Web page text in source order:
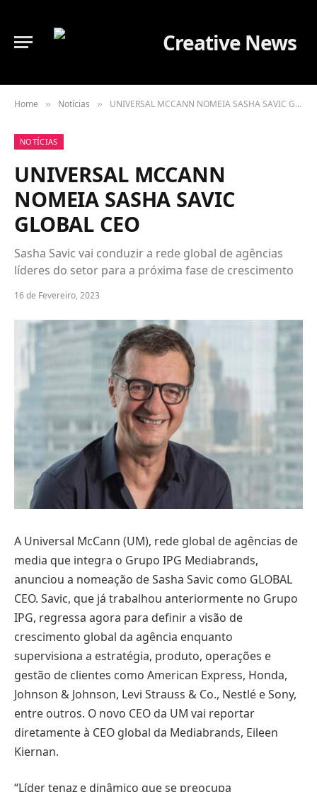
Home » Notícias » UNIVERSAL MCCANN NOMEIA SASHA SAVIC GLOBAL CEO
NOTÍCIAS
UNIVERSAL MCCANN
NOMEIA SASHA SAVIC
GLOBAL CEO
Sasha Savic vai conduzir a rede global de agências
líderes do setor para a próxima fase de crescimento
16 de Fevereiro, 2023
A Universal McCann (UM), rede global de agências de
media que integra o Grupo IPG Mediabrands,
anunciou a nomeação de Sasha Savic como GLOBAL
CEO. Savic, que já trabalhou anteriormente no Grupo
IPG, regressa agora para definir a visão de
crescimento global da agência enquanto
supervisiona a estratégia, produto, operações e
gestão de clientes como American Express, Honda,
Johnson & Johnson, Levi Strauss & Co., Nestlé e Sony,
entre outros. O novo CEO da UM vai reportar
diretamente à CEO global da Mediabrands, Eileen
Kiernan.
“Líder tenaz e dinâmico que se preocupa